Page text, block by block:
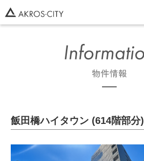
飯田橋ハイタウン (614階部分)